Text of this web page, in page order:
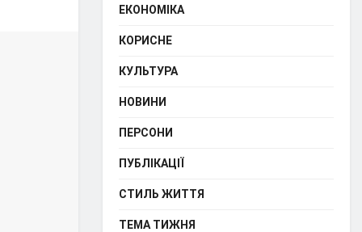
ЕКОНОМІКА
КОРИСНЕ
КУЛЬТУРА
НОВИНИ
ПЕРСОНИ
ПУБЛІКАЦІЇ
СТИЛЬ ЖИТТЯ
ТЕМА ТИЖНЯ